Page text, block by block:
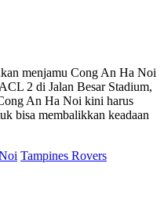
menjamu Cong An Ha Noi
2 di Jalan Besar Stadium,
An Ha Noi kini harus
bisa membalikkan keadaan
Tampines Rovers